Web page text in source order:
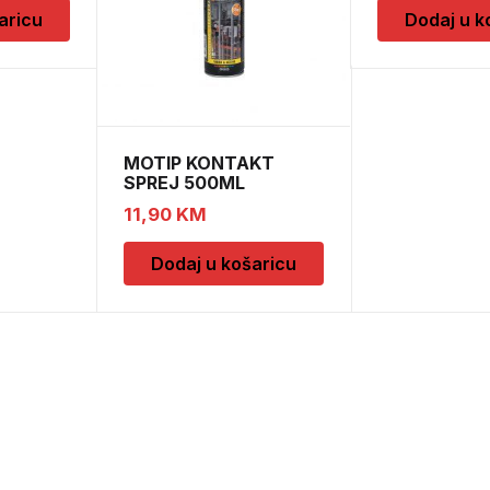
MOTIP KONTAKT
SPREJ 500ML
M090505
11,90 KM
Dodaj u košaricu
Dodaj u